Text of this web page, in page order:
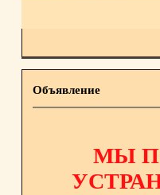
Объявление
МЫ